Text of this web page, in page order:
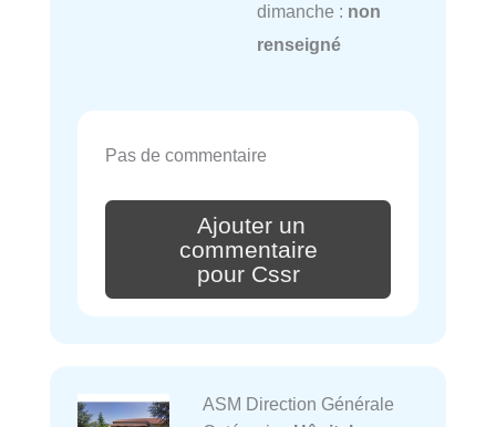
dimanche : non
renseigné
Pas de commentaire
Ajouter un
commentaire
pour Cssr
ASM Direction Générale